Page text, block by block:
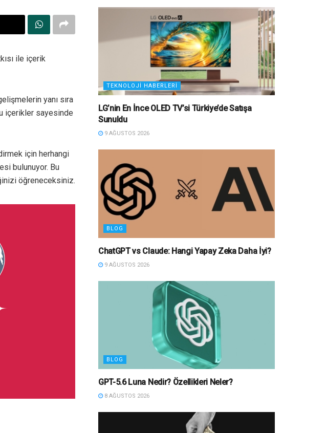
ile içerik
yanı sıra
içerikler sayesinde
için herhangi
bulunuyor. Bu
öğreneceksiniz.
TEKNOLOJI HABERLERI
LG’nin En İnce OLED TV’si Türkiye’de Satışa
Sunuldu
9 AĞUSTOS 2026
BLOG
ChatGPT vs Claude: Hangi Yapay Zeka Daha İyi?
9 AĞUSTOS 2026
BLOG
GPT-5.6 Luna Nedir? Özellikleri Neler?
8 AĞUSTOS 2026